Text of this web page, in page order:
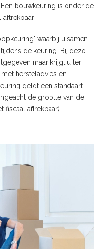
bouwkeuring is onder de
waarbij u samen
de keuring. Bij deze
maar krijgt u ter
hersteladvies en
geldt een standaart
de grootte van de
fiscaal aftrekbaar).